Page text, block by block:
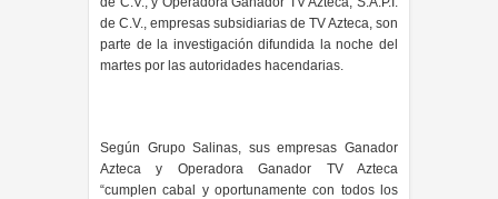
de C.V., empresas subsidiarias de TV Azteca, son
parte de la investigación difundida la noche del
martes por las autoridades hacendarias.
Según Grupo Salinas, sus empresas Ganador
Azteca y Operadora Ganador TV Azteca
“cumplen cabal y oportunamente con todos los